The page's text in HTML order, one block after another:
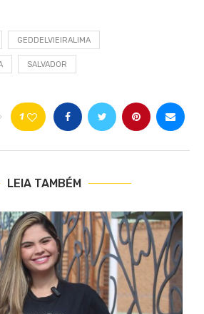
GEDDELVIEIRALIMA
SALVADOR
1
LEIA TAMBÉM